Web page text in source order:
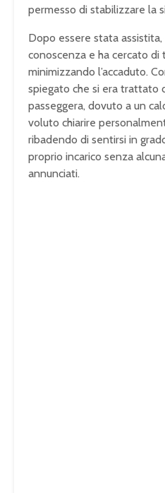
permesso di stabilizzare la
Dopo essere stata assistita,
conoscenza e ha cercato
minimizzando l’accaduto.
spiegato che si era trattato
passeggera, dovuto a un
voluto chiarire
ribadendo di sentirsi in
proprio incarico senza
annunciati.